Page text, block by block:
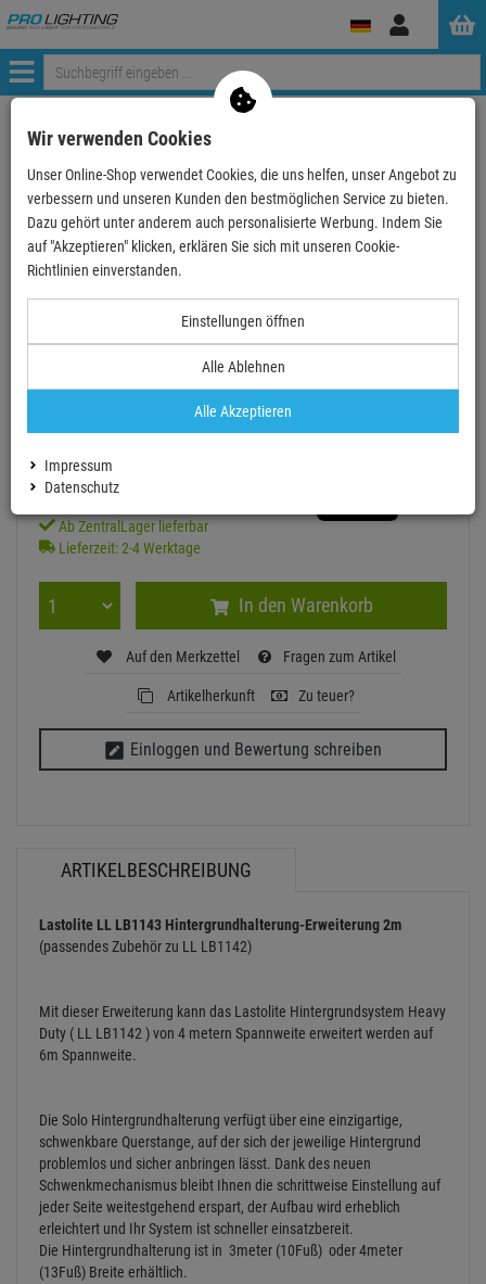
Anmelden
Menü
Weiter einkaufen ProLighting
Lastolite Hintergrundhalterung-Erweiterung 2m
Lastolite Hintergrundhalterung-Erweiterung 2m
Artikel-Nummer:LLLB1143
/ Monat
70,90 €
inkl. MwSt. zzgl Versand - frei ab 90,-€ in DE
Ab ZentralLager lieferbar
Lieferzeit: 2-4 Werktage
In den Warenkorb
Auf den Merkzettel Fragen zum Artikel
Artikelherkunft Zu teuer?
Einloggen und Bewertung schreiben
ARTIKELBESCHREIBUNG
Lastolite LL LB1143 Hintergrundhalterung-Erweiterung 2m
(passendes Zubehör zu LL LB1142)
Mit dieser Erweiterung kann das Lastolite Hintergrundsystem Heavy
Duty ( LL LB1142 ) von 4 metern Spannweite erweitert werden auf
6m Spannweite.
Die Solo Hintergrundhalterung verfügt über eine einzigartige,
schwenkbare Querstange, auf der sich der jeweilige Hintergrund
problemlos und sicher anbringen lässt. Dank des neuen
Schwenkmechanismus bleibt Ihnen die schrittweise Einstellung auf
jeder Seite weitestgehend erspart, der Aufbau wird erheblich
erleichtert und Ihr System ist schneller einsatzbereit.
Die Hintergrundhalterung ist in 3meter (10Fuß) oder 4meter
(13Fuß) Breite erhältlich.
Wir verwenden Cookies
Unser Online-Shop verwendet Cookies, die uns helfen, unser Angebot zu
verbessern und unseren Kunden den bestmöglichen Service zu bieten.
Dazu gehört unter anderem auch personalisierte Werbung. Indem Sie
auf "Akzeptieren" klicken, erklären Sie sich mit unseren Cookie-
Richtlinien einverstanden.
Einstellungen öffnen
Alle Ablehnen
Alle Akzeptieren
Impressum
Datenschutz